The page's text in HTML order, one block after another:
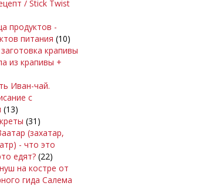
/ Stick Twist
продуктов -
питания (10)
крапивы
из крапивы +
Иван-чай.
с
(13)
(31)
(захатар,
- что это
едят? (22)
на костре от
гида Салема